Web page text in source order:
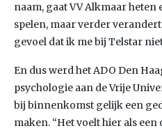
naam, gaat VV Alkmaar heten
spelen, maar verder
gevoel dat ik me bij Telstar
En dus werd het ADO Den
psychologie aan de Vrije
bij binnenkomst gelijk een
maken. “Het voelt hier als